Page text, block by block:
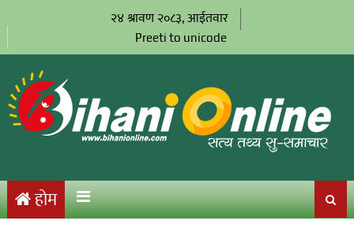
२४ श्रावण २०८३, आईतवार
Preeti to unicode
होम